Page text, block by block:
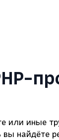
или иные
найдёте